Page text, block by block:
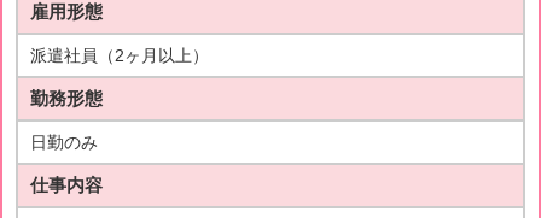
雇用形態
派遣社員（2ヶ月以上）
勤務形態
日勤のみ
仕事内容